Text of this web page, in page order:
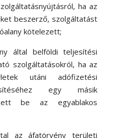
ha az
beszerző, szolgáltatást
kötelezett;
által belföldi teljesítési
szolgáltatásokról, ha az
utáni adófizetési
egy másik
be az egyablakos
az áfatörvény területi